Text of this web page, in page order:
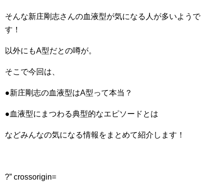
そんな新庄剛志さんの血液型が気になる人が多いようで
す！
以外にもA型だとの噂が。
そこで今回は、
●新庄剛志の血液型はA型って本当？
●血液型にまつわる典型的なエピソードとは
などみんなの気になる情報をまとめて紹介します！
?” crossorigin=